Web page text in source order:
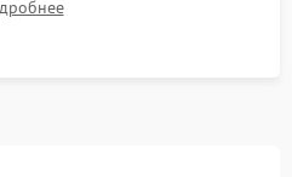
драйвера и зависаний.